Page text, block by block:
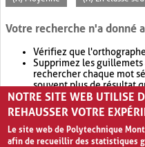
Votre recherche n'a donné
Vérifiez que
Supprimez les
rechercher chaque mot
souvent plus de résultat
Envisagez d'élargir votre
retournera souvent plus
NOTRE SITE WEB UTILISE
REHAUSSER VOTRE
Le site web de Polytechnique
afin de recueillir des statistiques